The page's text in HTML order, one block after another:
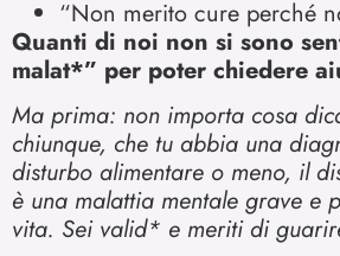
“Non merito cure perché
Quanti di noi non si sono
malat*” per poter chiedere
Ma prima: non importa cosa
chiunque, che tu abbia una
disturbo alimentare o meno, il
è una malattia mentale grave e
vita. Sei valid* e meriti di